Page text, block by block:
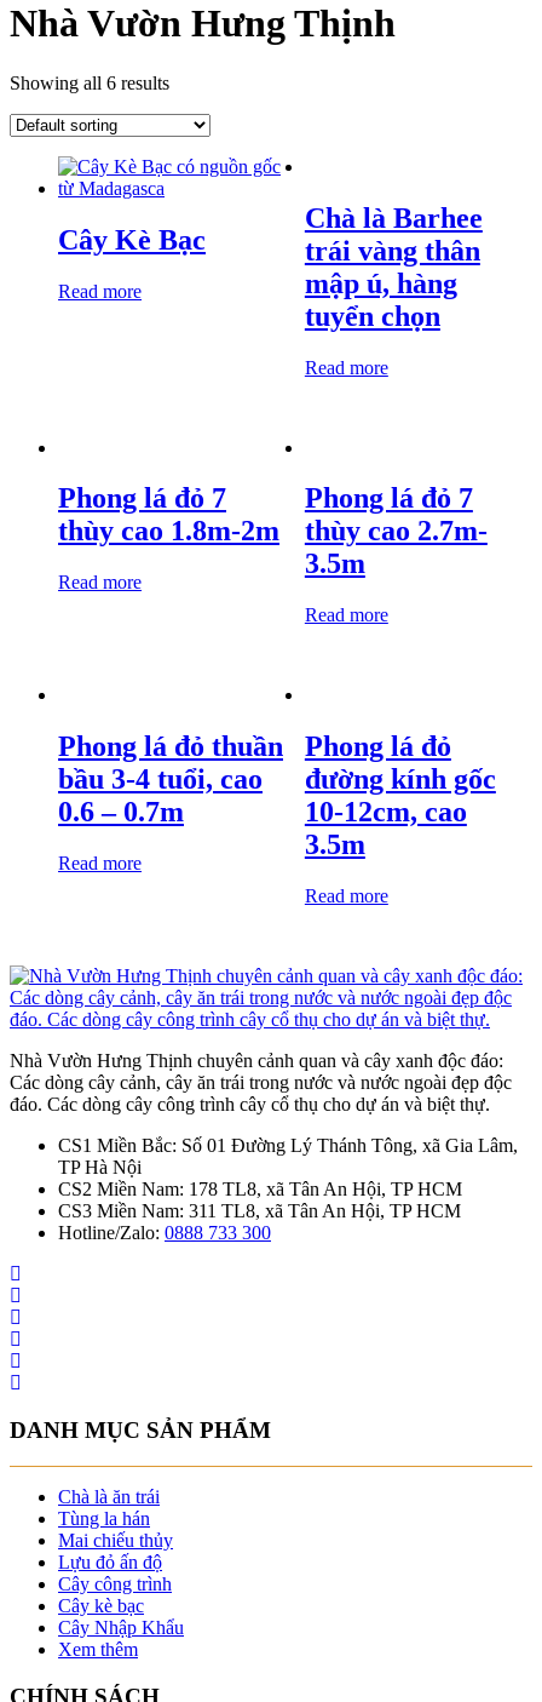
Nhà Vườn Hưng Thịnh
Showing all 6 results
Cây Kè Bạc
Read more
Chà là Barhee
trái vàng thân
mập ú, hàng
tuyển chọn
Read more
Phong lá đỏ 7
thùy cao 1.8m-2m
Read more
Phong lá đỏ 7
thùy cao 2.7m-
3.5m
Read more
Phong lá đỏ thuần
bầu 3-4 tuổi, cao
0.6 – 0.7m
Read more
Phong lá đỏ
đường kính gốc
10-12cm, cao
3.5m
Read more
Nhà Vườn Hưng Thịnh chuyên cảnh quan và cây xanh độc đáo:
Các dòng cây cảnh, cây ăn trái trong nước và nước ngoài đẹp độc
đáo. Các dòng cây công trình cây cổ thụ cho dự án và biệt thự.
CS1 Miền Bắc: Số 01 Đường Lý Thánh Tông, xã Gia Lâm,
TP Hà Nội
CS2 Miền Nam: 178 TL8, xã Tân An Hội, TP HCM
CS3 Miền Nam: 311 TL8, xã Tân An Hội, TP HCM
Hotline/Zalo: 0888 733 300
DANH MỤC SẢN PHẨM
Chà là ăn trái
Tùng la hán
Mai chiếu thủy
Lựu đỏ ấn độ
Cây công trình
Cây kè bạc
Cây Nhập Khẩu
Xem thêm
CHÍNH SÁCH